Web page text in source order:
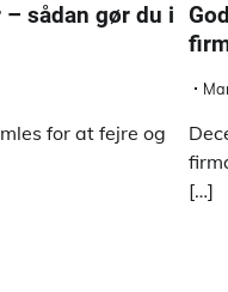
sådan gør du i
for at fejre og
[…]